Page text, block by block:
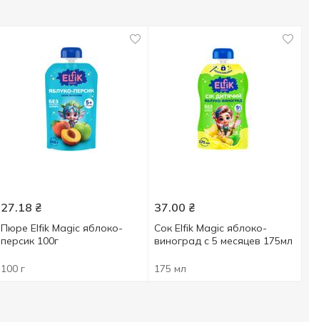
27.18 ₴
Пюре Elfik Magic яблоко-
персик 100г
100 г
37.00 ₴
Сок Elfik Magic яблоко-
виноград с 5 месяцев 175мл
175 мл